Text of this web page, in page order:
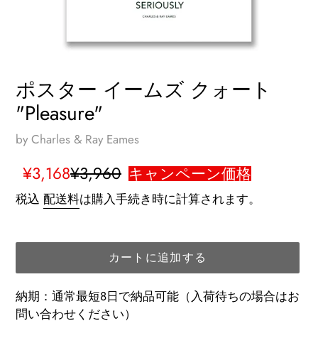
ポスター イームズ クォート
"Pleasure"
by Charles & Ray Eames
販
売
格
¥3,168通
常
格
¥3,960 キャンペーン価格
税込 配送料は購入手続き時に計算されます。
カートに追加する
納期：通常最短8日で納品可能（入荷待ちの場合はお
問い合わせください）